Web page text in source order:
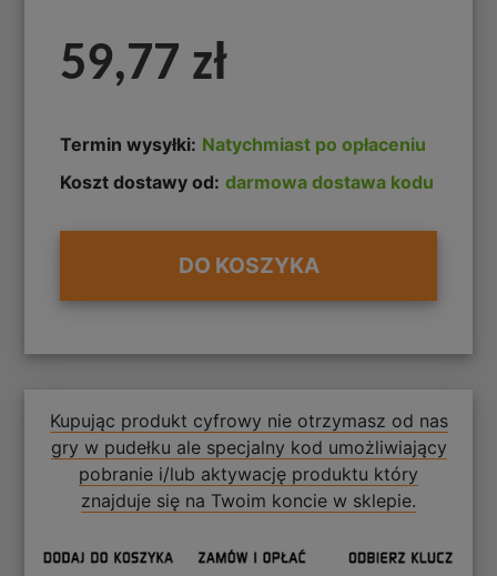
59,77 zł
Termin wysyłki: Natychmiast po opłaceniu
Koszt dostawy od: darmowa dostawa kodu
DO KOSZYKA
Kupując produkt cyfrowy nie otrzymasz od nas
gry w pudełku ale specjalny kod umożliwiający
pobranie i/lub aktywację produktu który
znajduje się na Twoim koncie w sklepie.